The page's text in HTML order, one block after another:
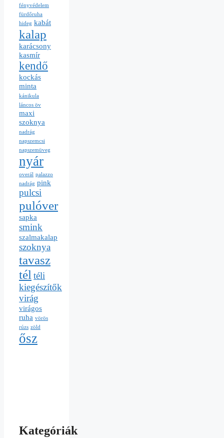
fényvédelem
fürdőruha
hideg kabát
kalap
karácsony
kasmír
kendő
kockás
minta
kánikula
láncos öv
maxi
szoknya
nadrág
napszemcsi
napszemüveg
nyár
overál palazzo
nadrág pink
pulcsi
pulóver
sapka
smink
szalmakalap
szoknya
tavasz
tél téli
kiegészítők
virág
virágos
ruha vörös
rúzs zöld
ősz
Kategóriák